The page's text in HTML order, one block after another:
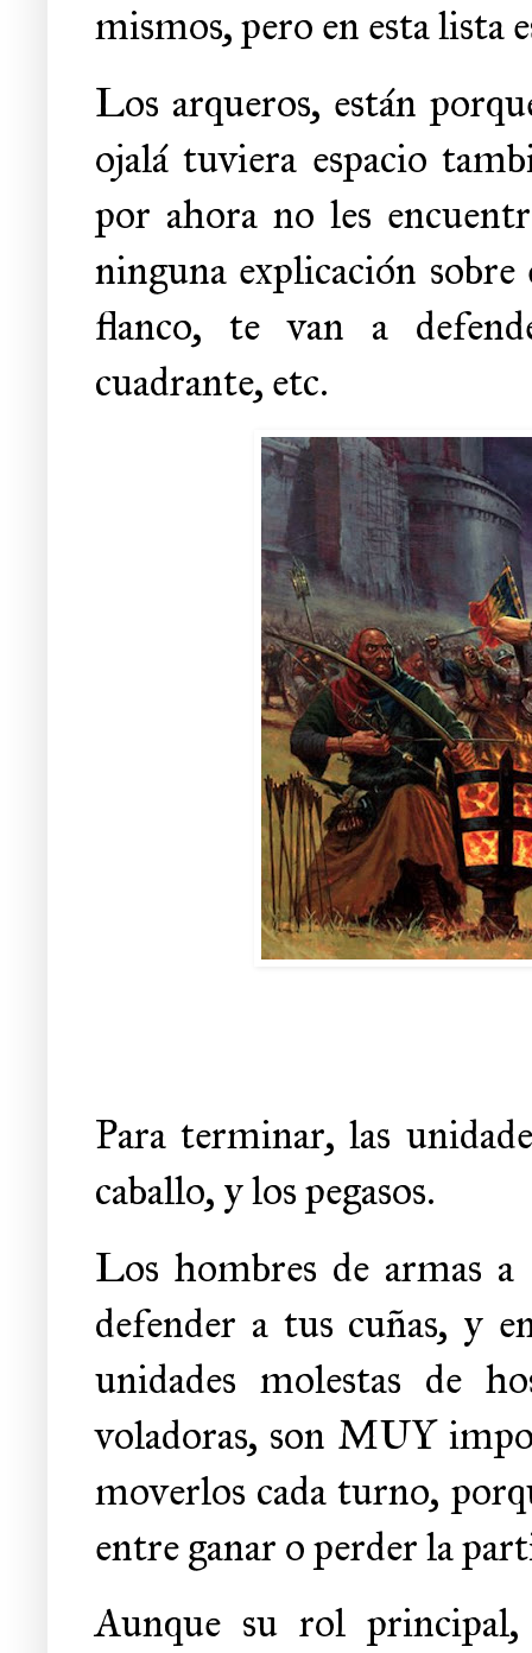
mismos, pero en esta lista
Los arqueros, están
ojalá tuviera espacio
por ahora no les
ninguna explicación
flanco, te van a
cuadrante, etc.
Para terminar, las
caballo, y los pegasos.
Los hombres de armas
defender a tus cuñas, y
unidades molestas de
voladoras, son MUY
moverlos cada turno,
entre ganar o perder la
Aunque su rol